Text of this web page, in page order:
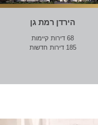
הירדן רמת גן
68 דירות קיימות
185 דירות חדשות